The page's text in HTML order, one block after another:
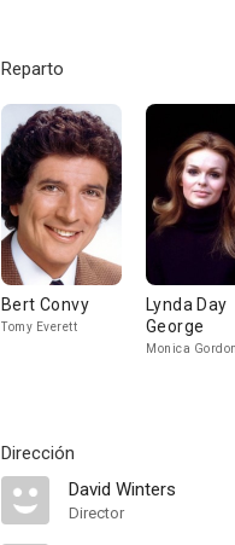
Reparto
Bert Convy
Tomy Everett
Lynda Day
George
Monica Gordon
Dirección
David Winters
Director